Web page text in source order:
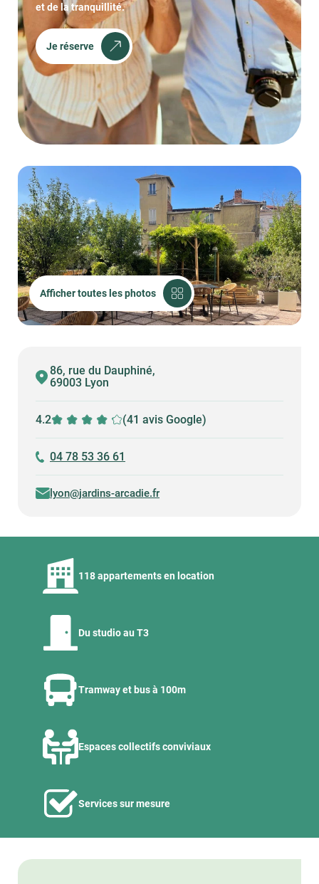
et de la tranquillité.
Je réserve
Afficher toutes les photos
86, rue du Dauphiné,
69003 Lyon
4.2 (41 avis Google)
04 78 53 36 61
lyon@jardins-arcadie.fr
118 appartements en location
Du studio au T3
Tramway et bus à 100m
Espaces collectifs conviviaux
Services sur mesure